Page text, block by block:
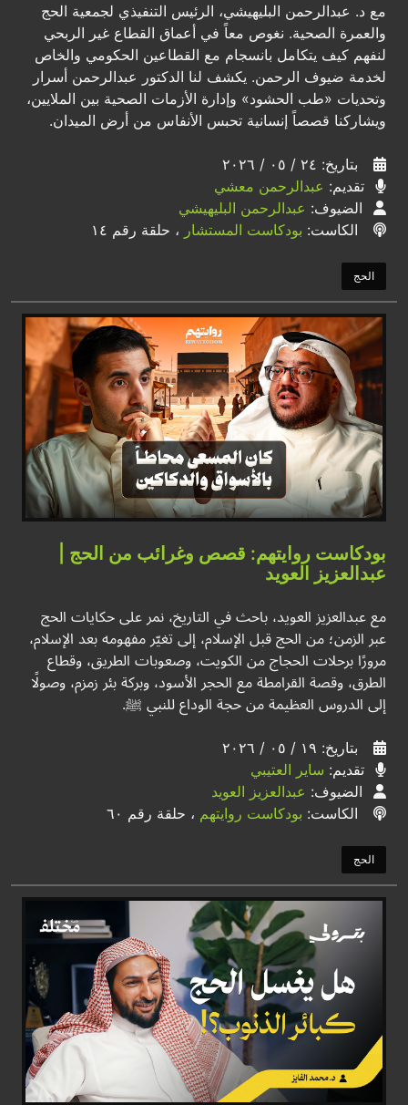
مع د. عبدالرحمن البليهيشي، الرئيس التنفيذي لجمعية الحج
والعمرة الصحية. نغوص معاً في أعماق القطاع غير الربحي
لنفهم كيف يتكامل بانسجام مع القطاعين الحكومي والخاص
لخدمة ضيوف الرحمن. يكشف لنا الدكتور عبدالرحمن أسرار
وتحديات «طب الحشود» وإدارة الأزمات الصحية بين الملايين،
ويشاركنا قصصاً إنسانية تحبس الأنفاس من أرض الميدان.
بتاريخ: ٢٤ / ٠٥ / ٢٠٢٦
تقديم: عبدالرحمن معشي
الضيوف: عبدالرحمن البليهيشي
الكاست: بودكاست المستشار ، حلقة رقم ١٤
الحج
بودكاست روايتهم: قصص وغرائب من الحج |
عبدالعزيز العويد
مع عبدالعزيز العويد، باحث في التاريخ، نمر على حكايات الحج
عبر الزمن؛ من الحج قبل الإسلام، إلى تغيّر مفهومه بعد الإسلام،
مرورًا برحلات الحجاج من الكويت، وصعوبات الطريق، وقطاع
الطرق، وقصة القرامطة مع الحجر الأسود، وبركة بئر زمزم، وصولًا
إلى الدروس العظيمة من حجة الوداع للنبي ﷺ.
بتاريخ: ١٩ / ٠٥ / ٢٠٢٦
تقديم: ساير العتيبي
الضيوف: عبدالعزيز العويد
الكاست: بودكاست روايتهم ، حلقة رقم ٦٠
الحج